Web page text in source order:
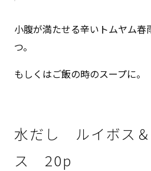
小腹が満たせる辛いトムヤム春
つ。
もしくはご飯の時のスープに。
水だし ルイボス
ス 20p